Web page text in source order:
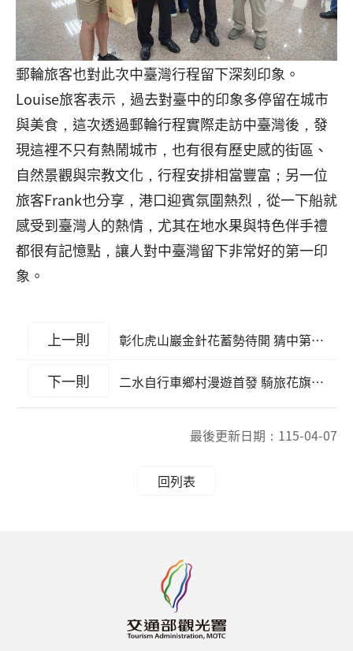
郵輪旅客也對此次中臺灣行程留下深刻印象。
Louise旅客表示，過去對臺中的印象多停留在城市
與美食，這次透過郵輪行程實際走訪中臺灣後，發
現這裡不只有熱鬧城市，也有很有歷史感的街區、
自然景觀與宗教文化，行程安排相當豐富；另一位
旅客Frank也分享，港口迎賓氛圍熱烈，從一下船就
感受到臺灣人的熱情，尤其在地水果與特色伴手禮
都很有記憶點，讓人對中臺灣留下非常好的第一印
象。
上一則 彰化虎山巖金針花蓄勢待開 猜中第一朵花開時間抽大禮包
下一則 二水自行車鄉村漫遊首發 騎旅花旗木鐵道粉紅美景
最後更新日期： 115-04-07
回列表